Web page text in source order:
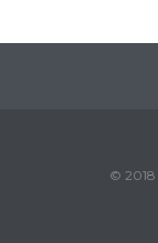
© 2018